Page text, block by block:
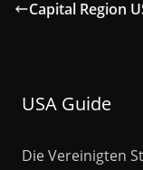
Capital Region
USA Guide
Die Vereinigten